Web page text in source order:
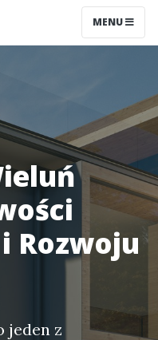
MENU
Rozwoju
jeden z